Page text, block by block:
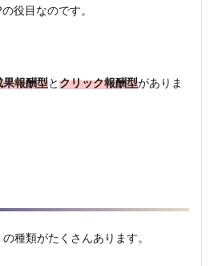
役目なのです。
果報酬型とクリック報酬型がありま
種類がたくさんあります。